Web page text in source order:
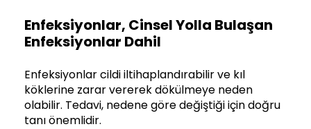
Enfeksiyonlar, Cinsel Yolla Bulaşan
Enfeksiyonlar Dahil
Enfeksiyonlar cildi iltihaplandırabilir ve kıl
köklerine zarar vererek dökülmeye neden
olabilir. Tedavi, nedene göre değiştiği için doğru
tanı önemlidir.